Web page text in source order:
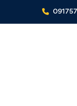
Home Nâng